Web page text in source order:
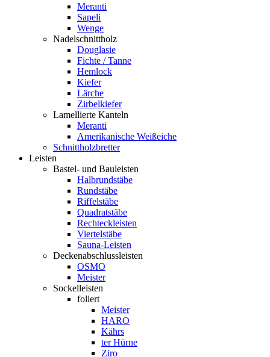
Meranti
Sapeli
Wenge
Nadelschnittholz
Douglasie
Fichte / Tanne
Hemlock
Kiefer
Lärche
Zirbelkiefer
Lamellierte Kanteln
Meranti
Amerikanische Weißeiche
Schnittholzbretter
Leisten
Bastel- und Bauleisten
Halbrundstäbe
Rundstäbe
Riffelstäbe
Quadratstäbe
Rechteckleisten
Viertelstäbe
Sauna-Leisten
Deckenabschlussleisten
OSMO
Meister
Sockelleisten
foliert
Meister
HARO
Kährs
ter Hürne
Ziro